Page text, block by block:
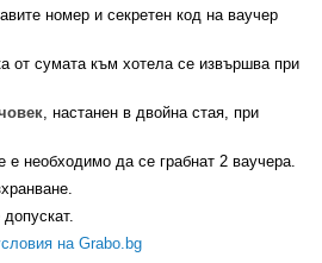
номер и секретен код на ваучер
от сумата към хотела се извършва при
, настанен в двойна стая, при
е необходимо да се грабнат 2 ваучера.
на Grabo.bg